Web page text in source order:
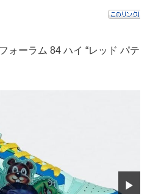
ォーラム 84 ハイ “レッド パテ
▶